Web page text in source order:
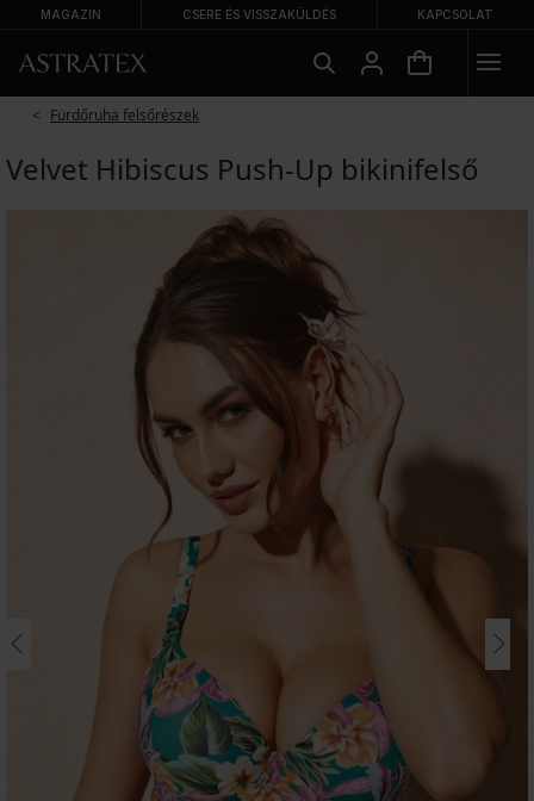
MAGAZIN CSERE ÉS VISSZAKÜLDÉS KAPCSOLAT
Fürdőruha felsőrészek
Velvet Hibiscus Push-Up bikinifelső